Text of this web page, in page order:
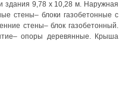
здания 9,78 х 10,28 м. Наружная
стены– блоки газобетонные с
стены– блок газобетонный.
опоры деревянные. Крыша